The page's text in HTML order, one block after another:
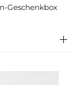
Geschenkbox